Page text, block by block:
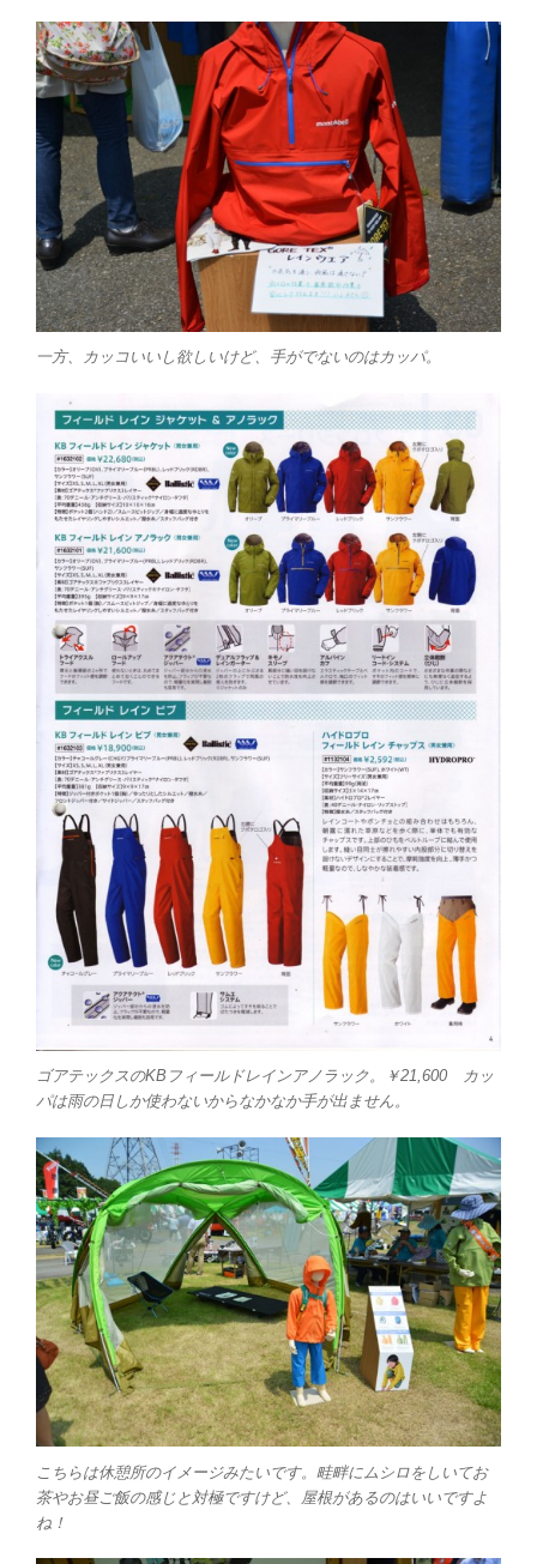
一方、カッコいいし欲しいけど、手がでないのはカッパ。
ゴアテックスのKBフィールドレインアノラック。￥21,600 カッ
パは雨の日しか使わないからなかなか手が出ません。
こちらは休憩所のイメージみたいです。畦畔にムシロをしいてお
茶やお昼ご飯の感じと対極ですけど、屋根があるのはいいですよ
ね！